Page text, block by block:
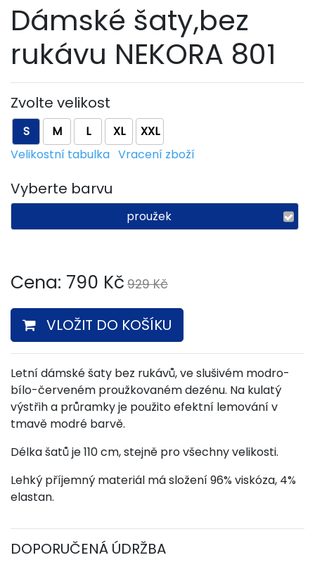
Dámské šaty,bez
rukávu NEKORA 801
Zvolte velikost
S M L XL
XXL
Velikostní tabulka Vracení zboží
Vyberte barvu
proužek
Cena: 790 Kč 929 Kč
VLOŽIT DO KOŠÍKU
Letní dámské šaty bez rukávů, ve slušivém modro-
bílo-červeném proužkovaném dezénu. Na kulatý
výstřih a průramky je použito efektní lemování v
tmavě modré barvě.
Délka šatů je 110 cm, stejně pro všechny velikosti.
Lehký příjemný materiál má složení 96% viskóza, 4%
elastan.
DOPORUČENÁ ÚDRŽBA